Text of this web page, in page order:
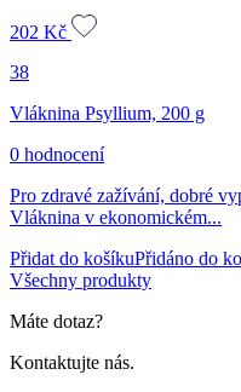
202 Kč
38
Vláknina Psyllium, 200 g
0 hodnocení
Pro zdravé zažívání, dobré
Vláknina v ekonomickém...
Přidat do košíkuPřidáno do
Všechny produkty
Máte dotaz?
Kontaktujte nás.